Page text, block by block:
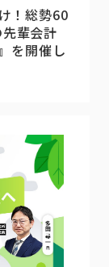
！総勢60
輩会計
を開催し